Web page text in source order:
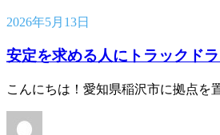
2026年5月13日
安定を求める人にトラックド
こんにちは！愛知県稲沢市に拠点